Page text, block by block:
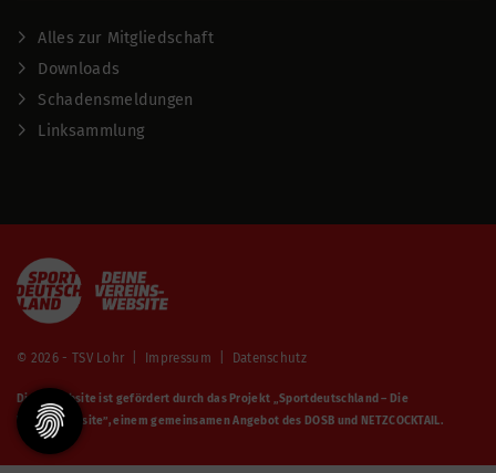
Alles zur Mitgliedschaft
Downloads
Schadensmeldungen
Linksammlung
© 2026 - TSV Lohr | Impressum Datenschutz
Diese Website ist gefördert durch das Projekt „Sportdeutschland – Die
Vereinswebsite”, einem gemeinsamen Angebot des DOSB und NETZCOCKTAIL.